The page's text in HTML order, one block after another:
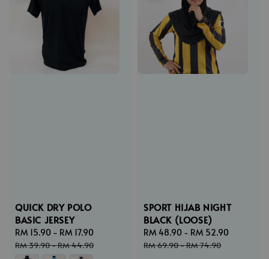
QUICK DRY POLO
BASIC JERSEY
Sale
price
RM 15.90 - RM 17.90
RM 39.90-RM 44.90
SPORT HIJAB NIGHT
BLACK (LOOSE)
Sale
price
RM 48.90 - RM 52.90
RM 69.90-RM 74.90